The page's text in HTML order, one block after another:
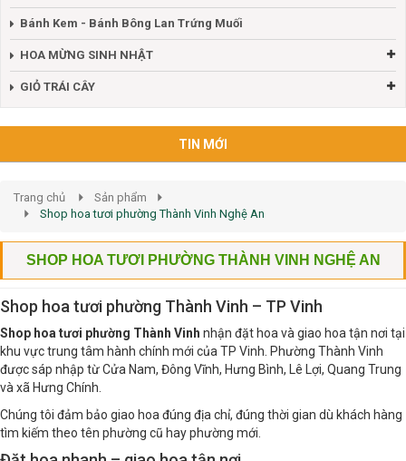
Bánh Kem - Bánh Bông Lan Trứng Muối
HOA MỪNG SINH NHẬT
GIỎ TRÁI CÂY
TIN MỚI
Trang chủ
Sản phẩm
Shop hoa tươi phường Thành Vinh Nghệ An
SHOP HOA TƯƠI PHƯỜNG THÀNH VINH NGHỆ AN
Shop hoa tươi phường Thành Vinh – TP Vinh
Shop hoa tươi phường Thành Vinh nhận đặt hoa và giao hoa tận nơi tại
khu vực trung tâm hành chính mới của TP Vinh. Phường Thành Vinh
được sáp nhập từ Cửa Nam, Đông Vĩnh, Hưng Bình, Lê Lợi, Quang Trung
và xã Hưng Chính.
Chúng tôi đảm bảo giao hoa đúng địa chỉ, đúng thời gian dù khách hàng
tìm kiếm theo tên phường cũ hay phường mới.